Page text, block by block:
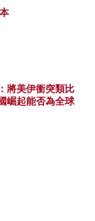
將美伊衝突類比
崛起能否為全球